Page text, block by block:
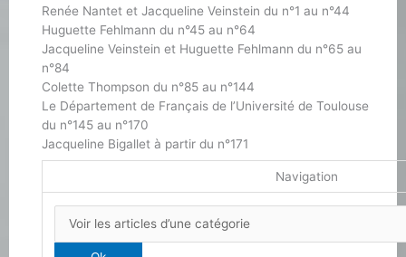
Renée Nantet et Jacqueline Veinstein du n°1 au n°44
Huguette Fehlmann du n°45 au n°64
Jacqueline Veinstein et Huguette Fehlmann du n°65 au
n°84
Colette Thompson du n°85 au n°144
Le Département de Français de l’Université de Toulouse
du n°145 au n°170
Jacqueline Bigallet à partir du n°171
Navigation